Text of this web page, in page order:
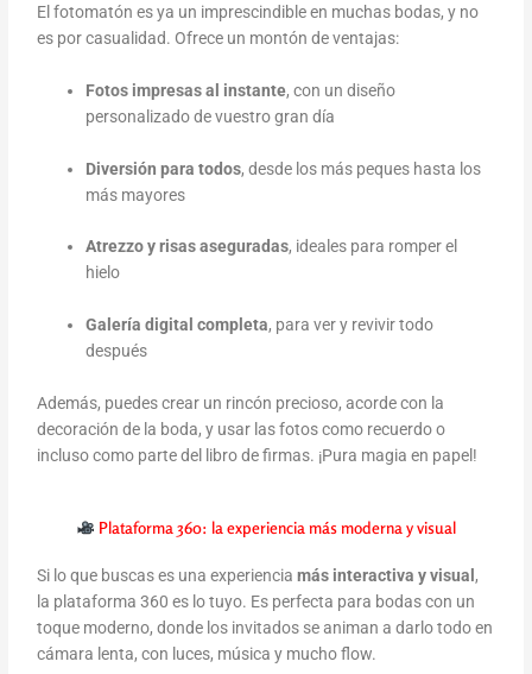
El fotomatón es ya un imprescindible en muchas bodas, y no
es por casualidad. Ofrece un montón de ventajas:
Fotos impresas al instante, con un diseño
personalizado de vuestro gran día
Diversión para todos, desde los más peques hasta los
más mayores
Atrezzo y risas aseguradas, ideales para romper el
hielo
Galería digital completa, para ver y revivir todo
después
Además, puedes crear un rincón precioso, acorde con la
decoración de la boda, y usar las fotos como recuerdo o
incluso como parte del libro de firmas. ¡Pura magia en papel!
Plataforma 360: la experiencia más moderna y visual
Si lo que buscas es una experienciamás interactiva y visual ,
la plataforma 360 es lo tuyo. Es perfecta para bodas con un
toque moderno, donde los invitados se animan a darlo todo en
cámara lenta, con luces, música y mucho flow.